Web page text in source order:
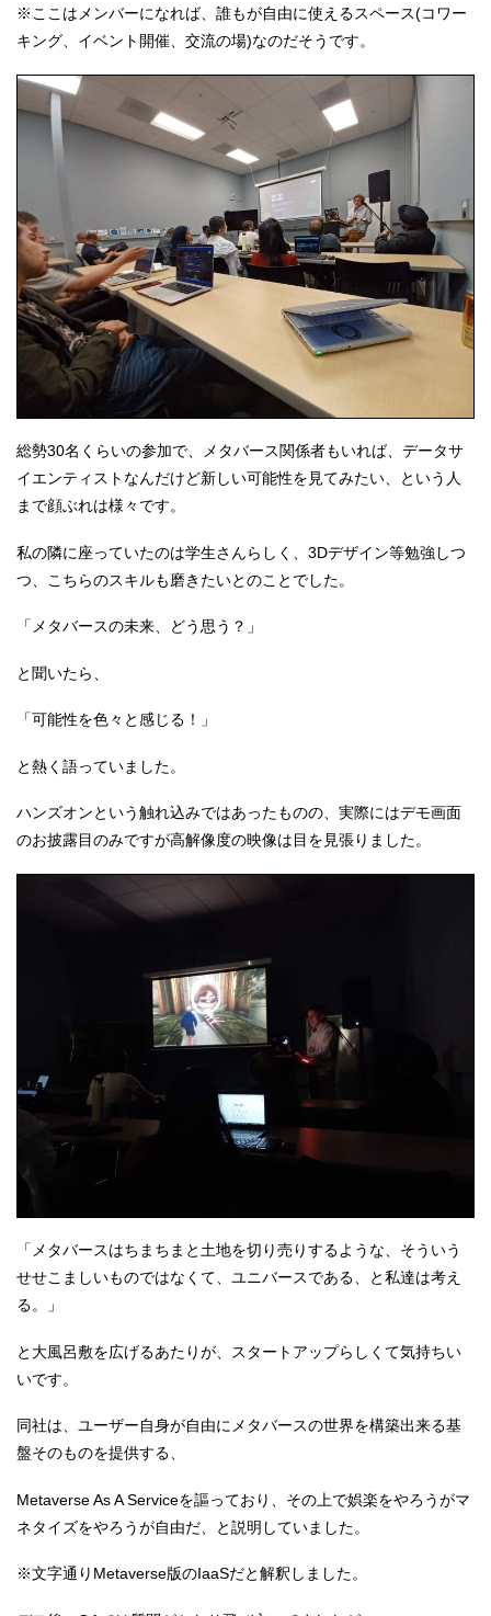
※ここはメンバーになれば、誰もが自由に使えるスペース(コワー
キング、イベント開催、交流の場)なのだそうです。
総勢30名くらいの参加で、メタバース関係者もいれば、データサ
イエンティストなんだけど新しい可能性を見てみたい、という人
まで顔ぶれは様々です。
私の隣に座っていたのは学生さんらしく、3Dデザイン等勉強しつ
つ、こちらのスキルも磨きたいとのことでした。
「メタバースの未来、どう思う？」
と聞いたら、
「可能性を色々と感じる！」
と熱く語っていました。
ハンズオンという触れ込みではあったものの、実際にはデモ画面
のお披露目のみですが高解像度の映像は目を見張りました。
「メタバースはちまちまと土地を切り売りするような、そういう
せせこましいものではなくて、ユニバースである、と私達は考え
る。」
と大風呂敷を広げるあたりが、スタートアップらしくて気持ちい
いです。
同社は、ユーザー自身が自由にメタバースの世界を構築出来る基
盤そのものを提供する、
Metaverse As A Serviceを謳っており、その上で娯楽をやろうがマ
ネタイズをやろうが自由だ、と説明していました。
※文字通りMetaverse版のIaaSだと解釈しました。